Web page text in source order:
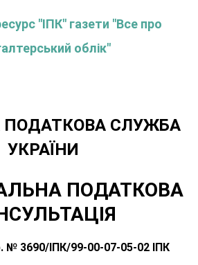
"ІПК" газети "Все про
облік"
СЛУЖБА
УКРАЇНИ
ПОДАТКОВА
№ 3690/ІПК/99-00-07-05-02 ІПК